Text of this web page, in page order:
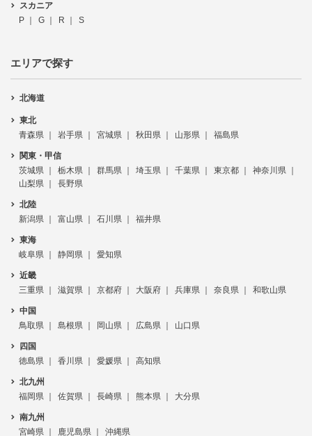
スカニア
P
G R S
エリアで探す
北海道
東北
青森県
岩手県 宮城県 秋田県 山形県 福島県
関東・甲信
茨城県
栃木県 群馬県 埼玉県 千葉県 東京都
神奈川県
山梨県
長野県
北陸
新潟県
富山県 石川県 福井県
東海
岐阜県
静岡県 愛知県
近畿
三重県
滋賀県 京都府 大阪府 兵庫県 奈良県 和歌山県
中国
鳥取県
島根県 岡山県 広島県 山口県
四国
徳島県
香川県 愛媛県 高知県
北九州
福岡県
佐賀県 長崎県 熊本県 大分県
南九州
宮崎県
鹿児島県 沖縄県